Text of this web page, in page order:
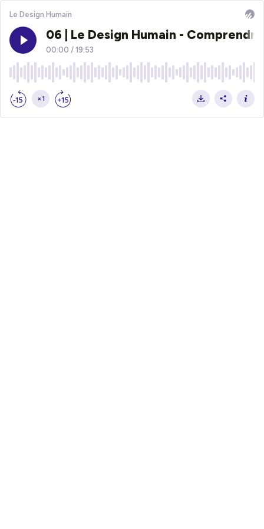
Le Design Humain
06 | Le Design Humain -
00:00 / 19:53
×1